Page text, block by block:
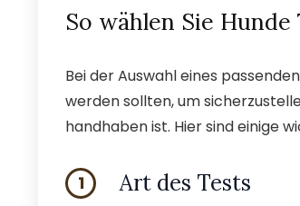
So wählen Sie Hunde
Bei der Auswahl eines
werden sollten, um
handhaben ist. Hier sind einige
1 Art des Tests